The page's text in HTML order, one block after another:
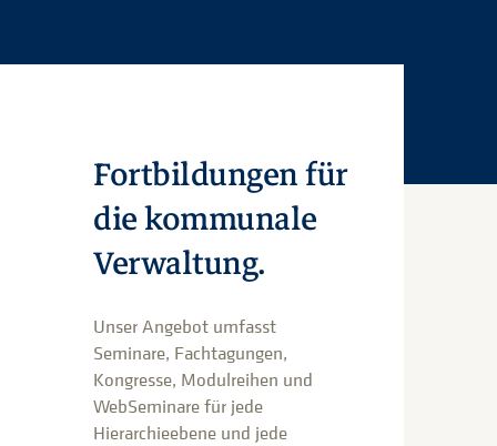
Fortbildungen für
die kommunale
Verwaltung.
Unser Angebot umfasst
Seminare, Fachtagungen,
Kongresse, Modulreihen und
WebSeminare für jede
Hierarchieebene und jede